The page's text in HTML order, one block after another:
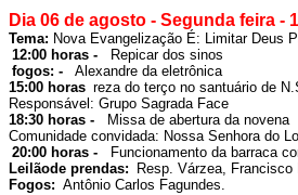
Dia 06 de agosto - Segunda feira -
Tema: Nova Evangelização É: Limitar Deus
12:00 horas -
Repicar dos sinos
fogos: -
Alexandre da eletrônica
15:00 horas reza do terço no santuário de
Responsável: Grupo Sagrada Face
18:30 horas -
Missa de abertura da novena
Comunidade convidada: Nossa Senhora do
20:00 horas -
Leilãode prendas:
Resp. Várzea, Francisco
Fogos: Antônio Carlos Fagundes.